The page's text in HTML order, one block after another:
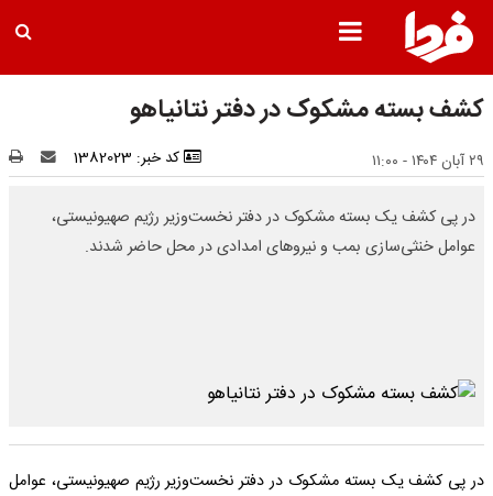
کشف بسته مشکوک در دفتر نتانیاهو
۲۹ آبان ۱۴۰۴ - ۱۱:۰۰ کد خبر: 1382023
در پی کشف یک بسته مشکوک در دفتر نخست‌وزیر رژیم صهیونیستی،
عوامل خنثی‌سازی بمب و نیروهای امدادی در محل حاضر شدند.
در پی کشف یک بسته مشکوک در دفتر نخست‌وزیر رژیم صهیونیستی، عوامل